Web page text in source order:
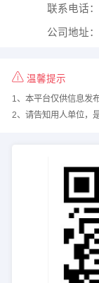
联系电话：
公司地址：
温馨提示
1、本平台仅供信息发
2、请告知用人单位，